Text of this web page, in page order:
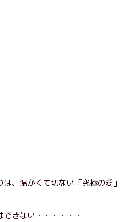
、温かくて切ない「究極の愛」
きない・・・・・・